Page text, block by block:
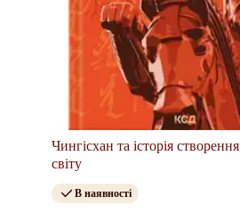
Чингісхан та історія
світу
В наявності